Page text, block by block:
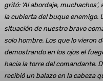
gritó: ‘Al abordaje,
la cubierta del buque enemigo.
situación de nuestro bravo
solo hombre. Los que lo vieron
demostrando en los ojos el
hacia la torre del comandante.
recibió un balazo en la cabeza